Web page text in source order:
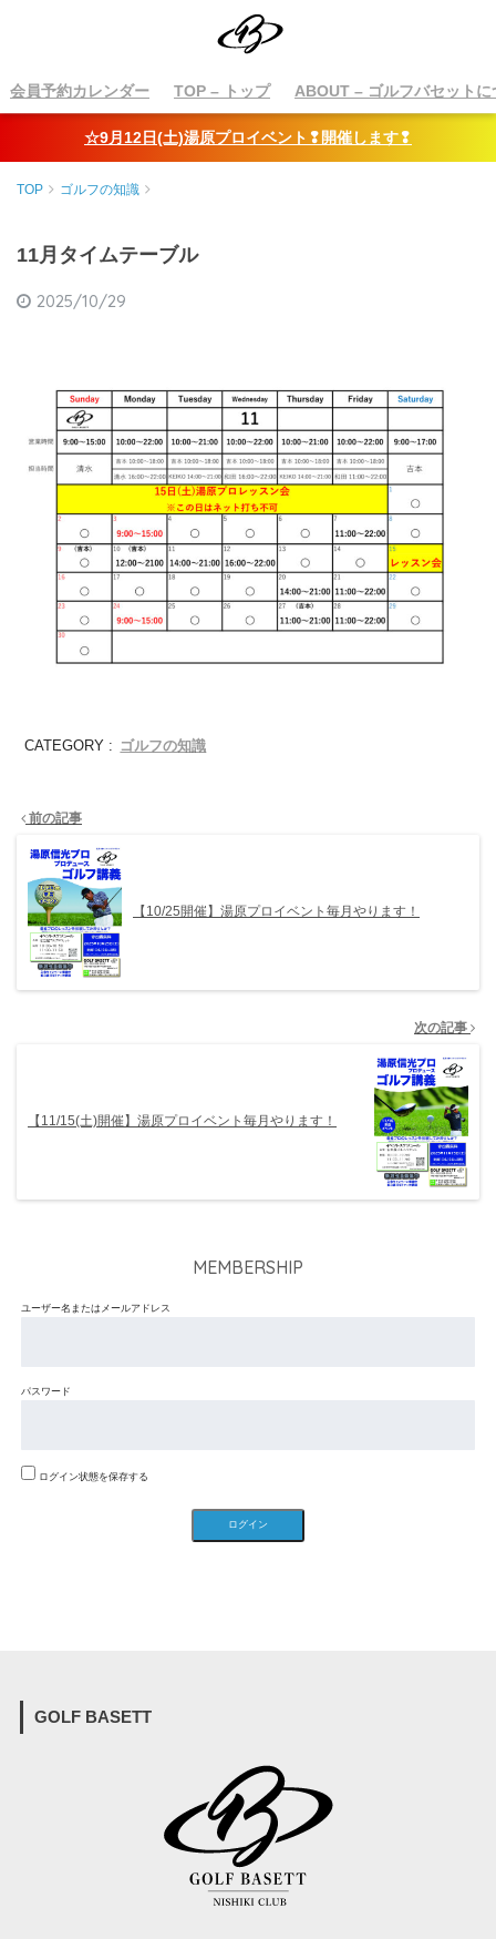
会員予約カレンダー TOP – トップ ABOUT – ゴルフバセットに
☆9月12日(土)湯原プロイベント❢開催します❢
TOP ゴルフの知識
11月タイムテーブル
2025/10/29
CATEGORY : ゴルフの知識
前の記事
【10/25開催】湯原プロイベント毎月やります！
次の記事
【11/15(土)開催】湯原プロイベント毎月やります！
MEMBERSHIP
ユーザー名またはメールアドレス
パスワード
ログイン状態を保存する
GOLF BASETT